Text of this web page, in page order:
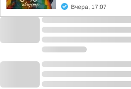
Вчера, 17:07